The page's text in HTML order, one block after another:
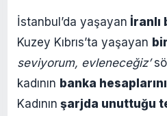
İstanbul’da yaşayan İranlı
Kuzey Kıbrıs’ta yaşayan
seviyorum, evleneceğiz’
kadının banka hesaplarını
Kadının şarjda unuttuğu